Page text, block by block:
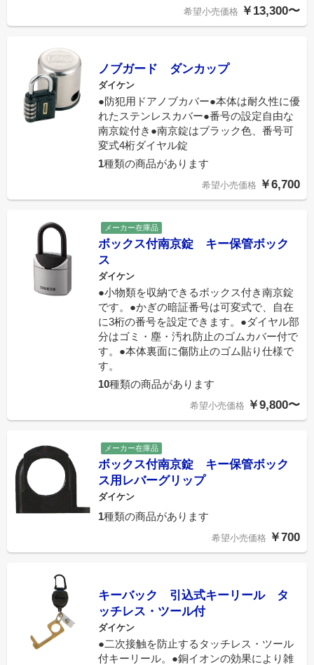
希望小売価格 ￥13,300〜
ノブガード ダンカップ
ダイケン
●防犯用ドアノブカバー●本体は耐久性に優
れたステンレスカバー●番号の設定自由な
南京錠付き●南京錠はブラック色、番号可
変式4桁ダイヤル錠
1種類の商品があります
希望小売価格 ￥6,700
メーカー在庫品
ボックス付南京錠 キー保管ボック
ス
ダイケン
●小物類を収納できるボックス付き南京錠
です。●かぎの暗証番号は可変式で、自在
に3桁の番号を設定できます。●ダイヤル部
分はゴミ・塵・汚れ防止のゴムカバー付で
す。●本体裏面に傷防止のゴム貼り仕様で
す。
10種類の商品があります
希望小売価格 ￥9,800〜
メーカー在庫品
ボックス付南京錠 キー保管ボック
ス用レバーグリップ
ダイケン
1種類の商品があります
希望小売価格 ￥700
キーバック 引込式キーリール タ
ッチレス・ツール付
ダイケン
●二次接触を防止するタッチレス・ツール
付キーリール。●銅イオンの効果により雑